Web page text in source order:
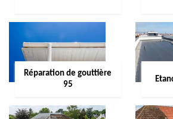
Réparation de gouttière
95